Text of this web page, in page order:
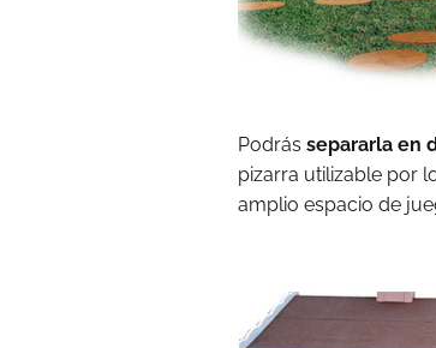
Podrás separarla en
pizarra utilizable por
amplio espacio de